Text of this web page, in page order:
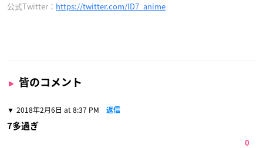
公式Twitter： https://twitter.com/ID7_anime
皆のコメント
2018年2月6日 at 8:37 PM 返信
7多過ぎ
0